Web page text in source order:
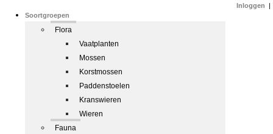
Soortgroepen
Flora
Vaatplanten
Mossen
Korstmossen
Paddenstoelen
Kranswieren
Wieren
Fauna
Inloggen |